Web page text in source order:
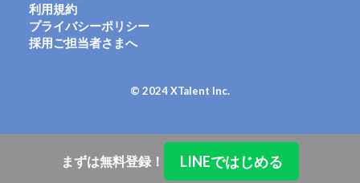
まずは無料登録！ LINEではじめる
利用規約
プライバシーポリシー
採用ご担当者さまへ
© 2024 XTalent Inc.